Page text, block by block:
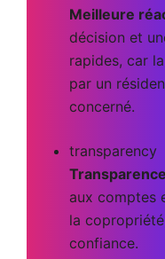
Meilleure
décision et
rapides, car
par un
concerné.
transparency
aux comptes
la
confiance.